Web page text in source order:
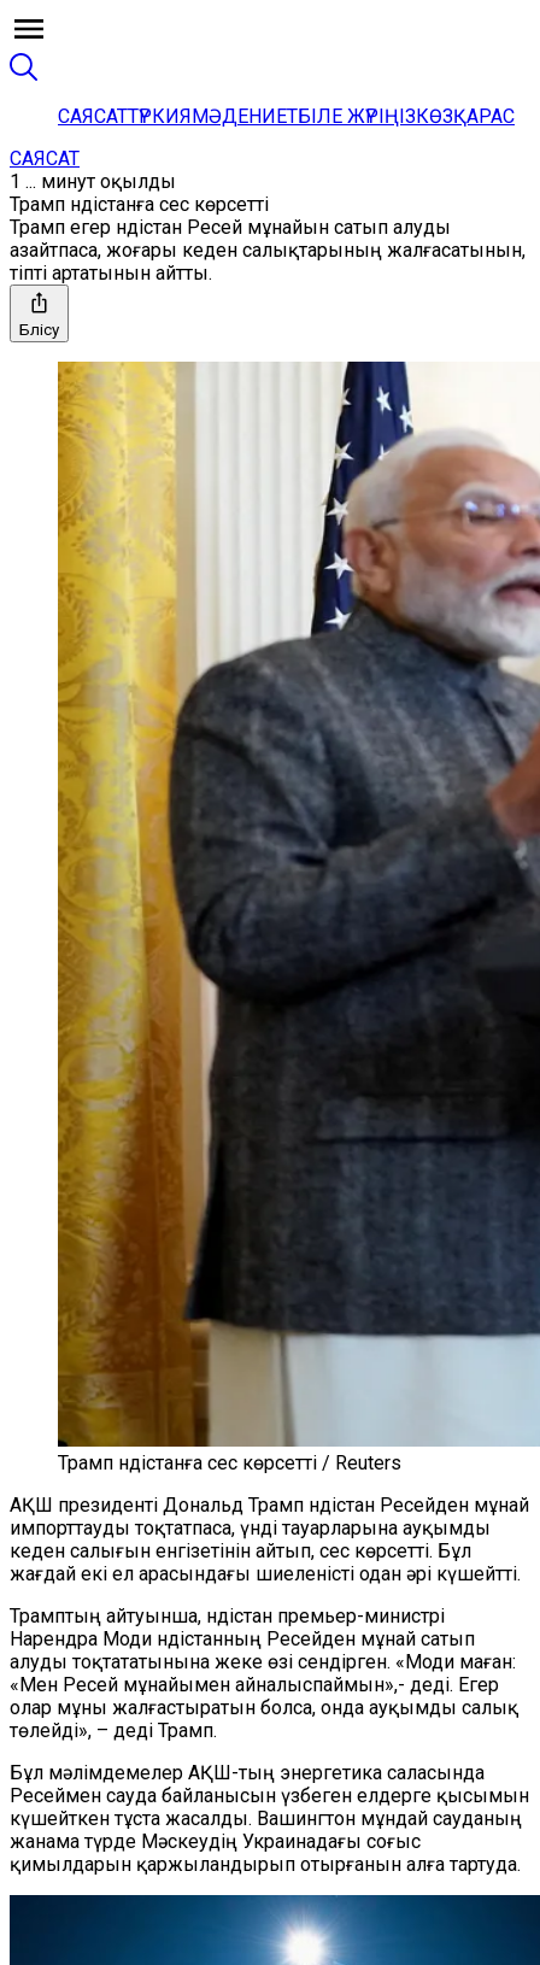
САЯСАТТҮРКИЯМӘДЕНИЕТБІЛЕ ЖҮРІҢІЗКӨЗҚАРАС
САЯСАТ
1 ... минут оқылды
Трамп Үндістанға сес көрсетті
Трамп егер Үндістан Ресей мұнайын сатып алуды
азайтпаса, жоғары кеден салықтарының жалғасатынын,
тіпті артатынын айтты.
Бөлісу
Трамп Үндістанға сес көрсетті / Reuters
АҚШ президенті Дональд Трамп Үндістан Ресейден мұнай
импорттауды тоқтатпаса, үнді тауарларына ауқымды
кеден салығын енгізетінін айтып, сес көрсетті. Бұл
жағдай екі ел арасындағы шиеленісті одан әрі күшейтті.
Трамптың айтуынша, Үндістан премьер-министрі
Нарендра Моди Үндістанның Ресейден мұнай сатып
алуды тоқтататынына жеке өзі сендірген. «Моди маған:
«Мен Ресей мұнайымен айналыспаймын»,- деді. Егер
олар мұны жалғастыратын болса, онда ауқымды салық
төлейді», – деді Трамп.
Бұл мәлімдемелер АҚШ-тың энергетика саласында
Ресеймен сауда байланысын үзбеген елдерге қысымын
күшейткен тұста жасалды. Вашингтон мұндай сауданың
жанама түрде Мәскеудің Украинадағы соғыс
қимылдарын қаржыландырып отырғанын алға тартуда.